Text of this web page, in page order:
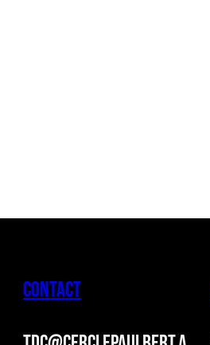
CONTACT